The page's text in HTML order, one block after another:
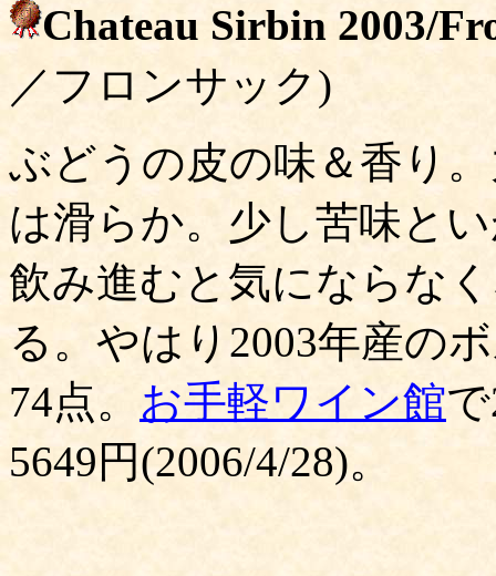
Chateau Sirbin 2003/
／フロンサック)
ぶどうの皮の味＆香り
は滑らか。少し苦味と
飲み進むと気にならな
る。やはり2003年産の
74点。 お手軽ワイン館
5649円(2006/4/28)。